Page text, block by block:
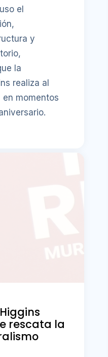
el
y
la
realiza al
en momentos
rescata la